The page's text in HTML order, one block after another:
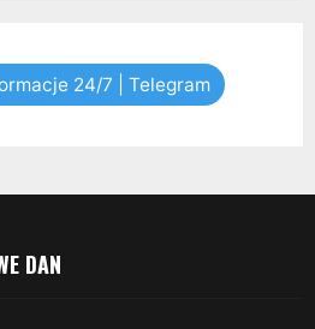
24/7 | Telegram
DAN